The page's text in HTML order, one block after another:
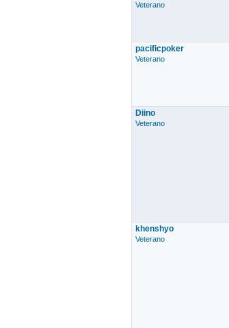
Veterano
pacificpoker
Veterano
Diino
Veterano
khenshyo
Veterano